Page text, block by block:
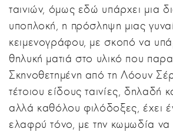
ταινιών, όμως εδώ υπάρχει μια
υποπλοκή, η πρόσληψη μιας
κειμενογράφου, με σκοπό να
θηλυκή ματιά στο υλικό που
Σκηνοθετημένη από τη Λόουν
τέτοιου είδους ταινίες, δηλαδή
αλλά καθόλου φιλόδοξες, έχει
ελαφρύ τόνο, με την κωμωδία να